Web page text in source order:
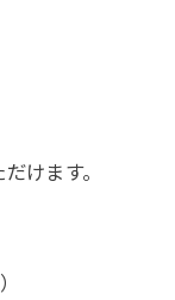
けます。
）